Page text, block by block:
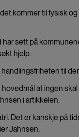
kommer til fysisk
sett på
hjelp.
til
at ingen
i artikkelen.
Det er kanskje på
Jahnsen.